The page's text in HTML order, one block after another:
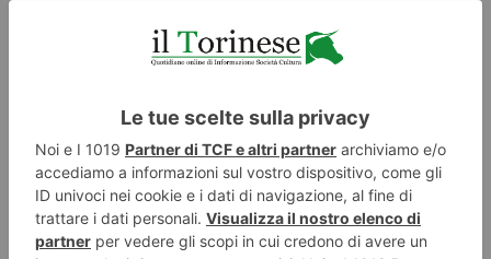
R:Non ce la faccio ad essere una canzone sola, ma sicuramente
D: Del percorso musicale fatto fino ad ora, di cosa ti penti e
di cosa vai invece molto fiero?
R: Ho vissuto tante esperienze in questi ultimi 5 anni, dai primi live
milanesi, i primi singoli, al palco del Festival Show, l’avventura ad